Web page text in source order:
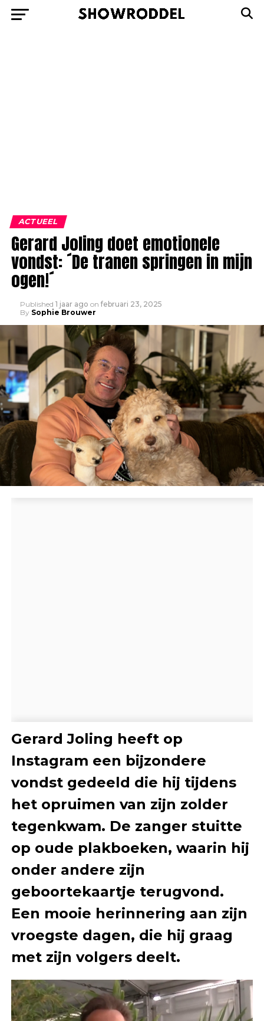
ACTUEEL
Gerard Joling doet emotionele
vondst: ´De tranen springen in mijn
ogen!´
Published 1 jaar ago on februari 23, 2025
By Sophie Brouwer
Gerard Joling heeft op
Instagram een bijzondere
vondst gedeeld die hij tijdens
het opruimen van zijn zolder
tegenkwam. De zanger stuitte
op oude plakboeken, waarin hij
onder andere zijn
geboortekaartje terugvond.
Een mooie herinnering aan zijn
vroegste dagen, die hij graag
met zijn volgers deelt.